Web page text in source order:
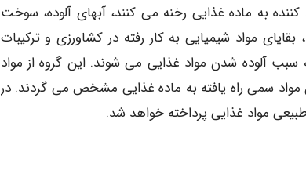
به ماده غذایی رخنه می کنند، آبهای آلوده، سوخت
مواد شیمیایی به کار رفته در کشاورزی و ترکیبات
آلوده شدن مواد غذایی می شوند. این گروه از مواد
سمی راه یافته به ماده غذایی مشخص می گردند. در
مواد غذایی پرداخته خواهد شد.